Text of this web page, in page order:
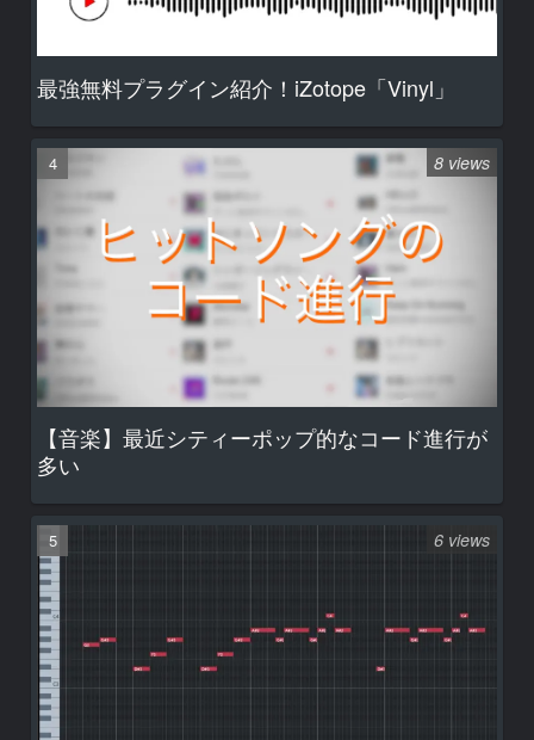
最強無料プラグイン紹介！iZotope「Vinyl」
【音楽】最近シティーポップ的なコード進行が
多い
8 views
6 views